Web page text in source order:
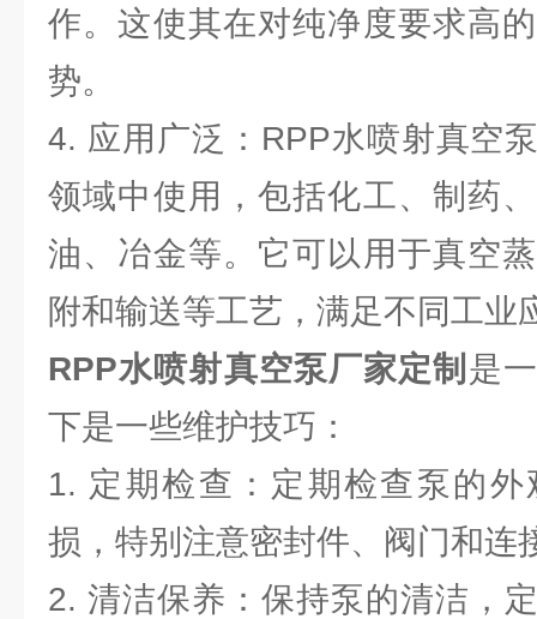
作。这使其在对纯净度要求高
势。
4. 应用广泛：RPP水喷射真空
领域中使用，包括化工、制药
油、冶金等。它可以用于真空
附和输送等工艺，满足不同工业
RPP水喷射真空泵厂家定制 是
下是一些维护技巧：
1. 定期检查：定期检查泵的
损，特别注意密封件、阀门和连
2. 清洁保养：保持泵的清洁，